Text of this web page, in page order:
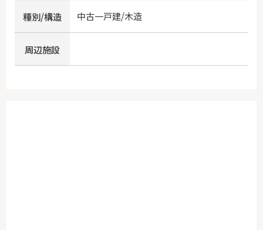
種別/構造 中古一戸建/木造
周辺施設